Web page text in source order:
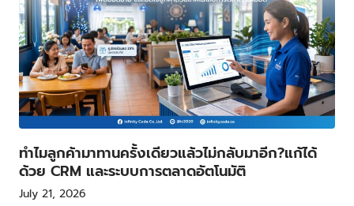
ทำไมลูกค้ามาทานครั้งเดียวแล้วไม่กลับมาอีก?แก้ได้
ด้วย CRM และระบบการตลาดอัตโนมัติ
July 21, 2026